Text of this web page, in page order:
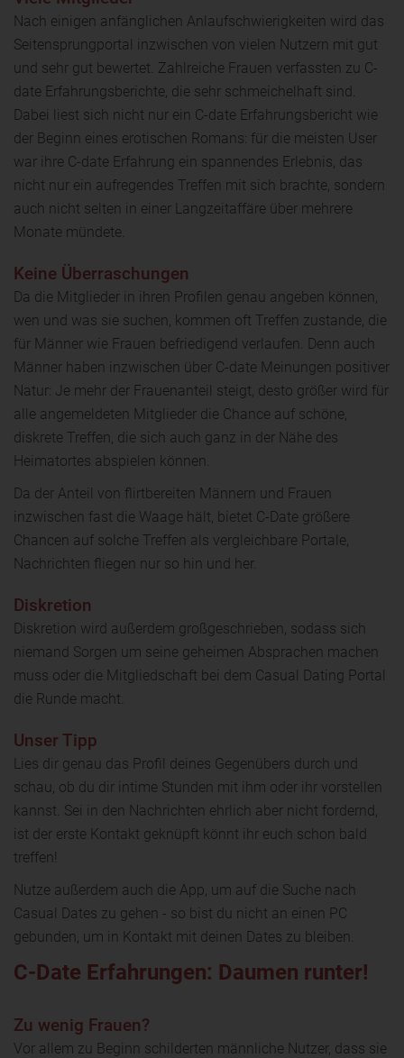
Nach einigen anfänglichen Anlaufschwierigkeiten wird das
Seitensprungportal inzwischen von vielen Nutzern mit gut
und sehr gut bewertet. Zahlreiche Frauen verfassten zu C-
date Erfahrungsberichte, die sehr schmeichelhaft sind.
Dabei liest sich nicht nur ein C-date Erfahrungsbericht wie
der Beginn eines erotischen Romans: für die meisten User
war ihre C-date Erfahrung ein spannendes Erlebnis, das
nicht nur ein aufregendes Treffen mit sich brachte, sondern
auch nicht selten in einer Langzeitaffäre über mehrere
Monate mündete.
Keine Überraschungen
Da die Mitglieder in ihren Profilen genau angeben können,
wen und was sie suchen, kommen oft Treffen zustande, die
für Männer wie Frauen befriedigend verlaufen. Denn auch
Männer haben inzwischen über C-date Meinungen positiver
Natur: Je mehr der Frauenanteil steigt, desto größer wird für
alle angemeldeten Mitglieder die Chance auf schöne,
diskrete Treffen, die sich auch ganz in der Nähe des
Heimatortes abspielen können.
Da der Anteil von flirtbereiten Männern und Frauen
inzwischen fast die Waage hält, bietet C-Date größere
Chancen auf solche Treffen als vergleichbare Portale,
Nachrichten fliegen nur so hin und her.
Diskretion
Diskretion wird außerdem großgeschrieben, sodass sich
niemand Sorgen um seine geheimen Absprachen machen
muss oder die Mitgliedschaft bei dem Casual Dating Portal
die Runde macht.
Unser Tipp
Lies dir genau das Profil deines Gegenübers durch und
schau, ob du dir intime Stunden mit ihm oder ihr vorstellen
kannst. Sei in den Nachrichten ehrlich aber nicht fordernd,
ist der erste Kontakt geknüpft könnt ihr euch schon bald
treffen!
Nutze außerdem auch die App, um auf die Suche nach
Casual Dates zu gehen - so bist du nicht an einen PC
gebunden, um in Kontakt mit deinen Dates zu bleiben.
C-Date Erfahrungen: Daumen runter!
Zu wenig Frauen?
Vor allem zu Beginn schilderten männliche Nutzer, dass sie